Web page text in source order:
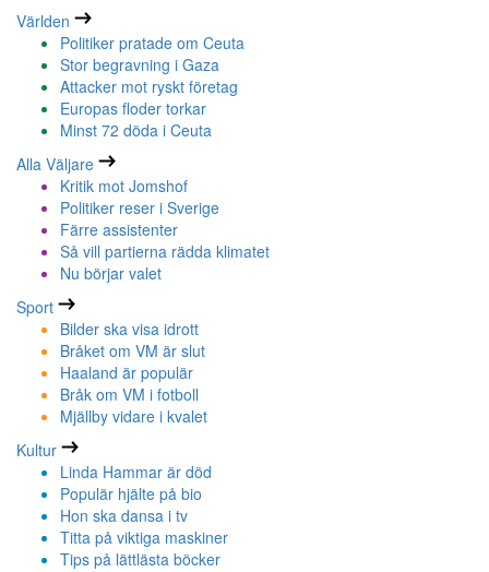
Världen
Politiker pratade om Ceuta
Stor begravning i Gaza
Attacker mot ryskt företag
Europas floder torkar
Minst 72 döda i Ceuta
Alla Väljare
Kritik mot Jomshof
Politiker reser i Sverige
Färre assistenter
Så vill partierna rädda klimatet
Nu börjar valet
Sport
Bilder ska visa idrott
Bråket om VM är slut
Haaland är populär
Bråk om VM i fotboll
Mjällby vidare i kvalet
Kultur
Linda Hammar är död
Populär hjälte på bio
Hon ska dansa i tv
Titta på viktiga maskiner
Tips på lättlästa böcker